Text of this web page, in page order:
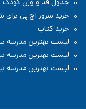
جدول قد و وزن کودک
خرید سرور اچ پی برای
خرید کتاب
لیست بهترین مدرسه
لیست بهترین مدرسه بین
لیست بهترین مدرسه